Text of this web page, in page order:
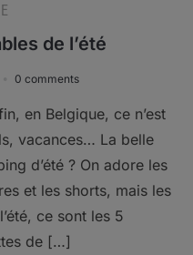
de l’été
0 comments
en Belgique, ce n’est
vacances… La belle
d’été ? On adore les
et les shorts, mais les
ce sont les 5
de […]